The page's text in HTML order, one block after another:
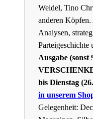
Weidel, Tino
anderen
Analysen,
Parteigeschichte
Ausgabe (sonst
bis Dienstag
in unserem
Gelegenheit: